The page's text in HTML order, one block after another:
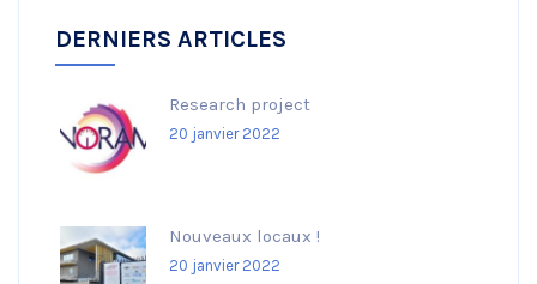
DERNIERS ARTICLES
Research project
20 janvier 2022
Nouveaux locaux !
20 janvier 2022